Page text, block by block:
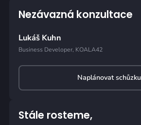
Nezávazná konzultace
Lukáš Kuhn
Business Developer, KOALA42
Naplánovat schůzku
Stále rosteme,